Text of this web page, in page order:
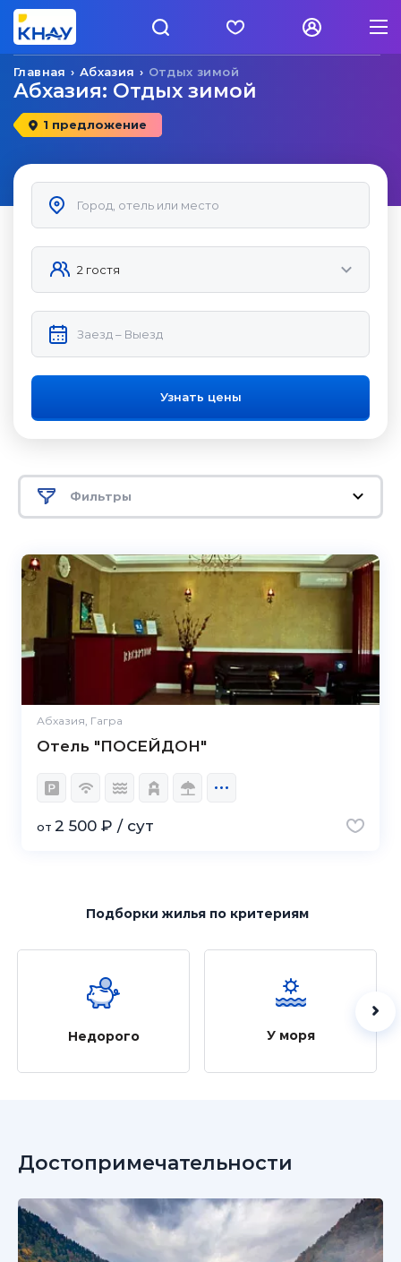
Отдых зимой
Абхазия
Главная
Абхазия: Отдых зимой
1 предложение
Узнать цены
Фильтры
Абхазия, Гагра
Отель "ПОСЕЙДОН"
от 2 500 ₽ / сут
Подборки жильяпо критериям
Недорого У моря
Достопримечательности